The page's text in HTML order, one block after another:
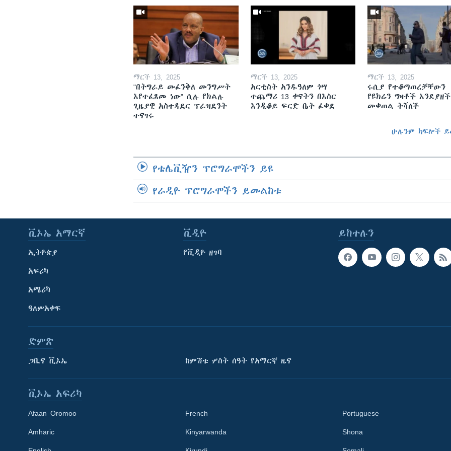
ማርች 13, 2025
"በትግራይ መፈንቅለ መንግሥት
እየተፈጸመ ነው" ሲሉ የክልሉ
ጊዜያዊ አስተዳደር ፕሬዝደንት
ተናገሩ
ማርች 13, 2025
አርቲስት አንዱዓለም ጎሣ
ተጨማሪ 13 ቀናትን በእስር
እንዲቆይ ፍርድ ቤት ፈቀደ
ማርች 13, 2025
ሩሲያ የተቆጣጠረቻቸውን
የዩክሬን ግዛቶች እንደያዘች
መቀጠል ትሻለች
ሁሉንም ክፍሎች
የቴሌቪዥን ፕሮግራሞችን ይዩ
የራዲዮ ፕሮግራሞችን ይመልከቱ
ይከተሉን
ቪኦኤ አማርኛ
ኢትዮጵያ
አፍሪካ
አሜሪካ
ዓለምአቀፍ
ቪዲዮ
የቪዲዮ ዘገባ
ድምጽ
ጋቢና ቪኦኤ ከምሽቱ ሦስት ሰዓት የአማርኛ ዜና
ቪኦኤ አፍሪካ
Afaan Oromoo
Amharic
French
Kinyarwanda
Portuguese
Shona